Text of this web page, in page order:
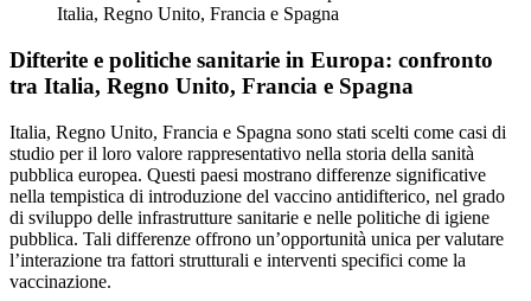
Italia, Regno Unito, Francia e Spagna
Difterite e politiche sanitarie in Europa: confronto
tra Italia, Regno Unito, Francia e Spagna
Italia, Regno Unito, Francia e Spagna sono stati scelti come casi di
studio per il loro valore rappresentativo nella storia della sanità
pubblica europea. Questi paesi mostrano differenze significative
nella tempistica di introduzione del vaccino antidifterico, nel grado
di sviluppo delle infrastrutture sanitarie e nelle politiche di igiene
pubblica. Tali differenze offrono un’opportunità unica per valutare
l’interazione tra fattori strutturali e interventi specifici come la
vaccinazione.